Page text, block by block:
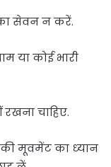
का सेवन न करें.
या कोई भारी
रखना चाहिए.
की मूवमेंट का ध्‍यान